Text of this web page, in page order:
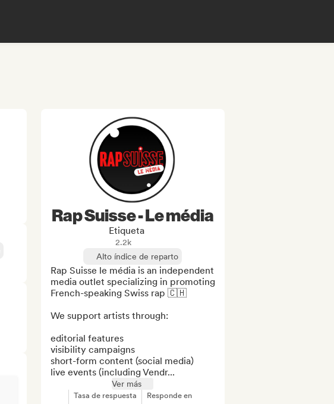
Rap Suisse - Le média
Etiqueta
2.2k
Alto índice de reparto
Rap Suisse le média is an independent
media outlet specializing in promoting
French-speaking Swiss rap 🇨🇭
We support artists through:
editorial features
visibility campaigns
short-form content (social media)
live events (including Vendr...
Ver más
Tasa de respuesta Responde en